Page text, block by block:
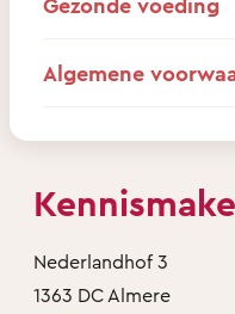
Algemene
Nederlandhof 3
1363 DC Almere